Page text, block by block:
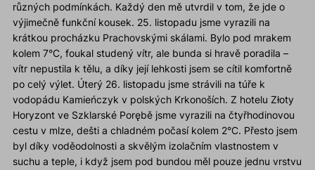
různých podmínkách. Každý den mě utvrdil v tom, že jde o
výjimečně funkční kousek. 25. listopadu jsme vyrazili na
krátkou procházku Prachovskými skálami. Bylo pod mrakem
kolem 7°C, foukal studený vítr, ale bunda si hravě poradila –
vítr nepustila k tělu, a díky její lehkosti jsem se cítil komfortně
po celý výlet. Úterý 26. listopadu jsme strávili na túře k
vodopádu Kamieńczyk v polských Krkonoších. Z hotelu Złoty
Horyzont ve Szklarské Porębě jsme vyrazili na čtyřhodinovou
cestu v mlze, dešti a chladném počasí kolem 2°C. Přesto jsem
byl díky voděodolnosti a skvělým izolačním vlastnostem v
suchu a teple, i když jsem pod bundou měl pouze jednu vrstvu